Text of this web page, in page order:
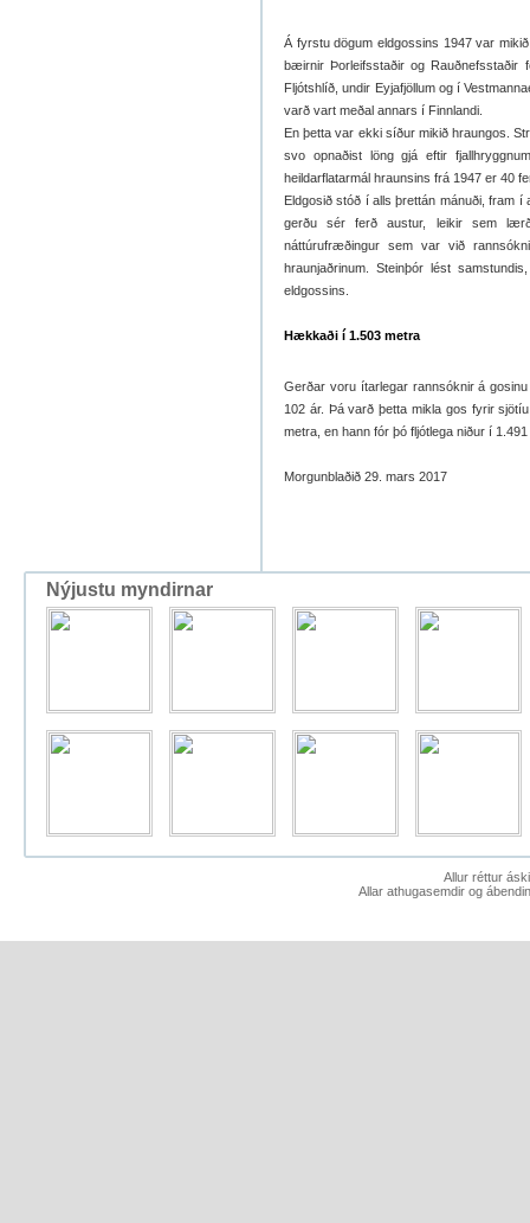
Á fyrstu dögum eldgossins 1947 var
bæirnir Þorleifsstaðir og Rauðnefsstaðir
Fljótshlíð, undir Eyjafjöllum og í
varð vart meðal annars í Finnlandi.
En þetta var ekki síður mikið hraungos.
svo opnaðist löng gjá eftir
heildarflatarmál hraunsins frá 1947 er 40
Eldgosið stóð í alls þrettán mánuði, fram
gerðu sér ferð austur, leikir sem
náttúrufræðingur sem var við
hraunjaðrinum. Steinþór lést
eldgossins.
Hækkaði í 1.503 metra
Gerðar voru ítarlegar rannsóknir á
102 ár. Þá varð þetta mikla gos fyrir
metra, en hann fór þó fljótlega niður í
Morgunblaðið 29. mars 2017
Nýjustu myndirnar
Allur réttur
Allar athugasemdir og